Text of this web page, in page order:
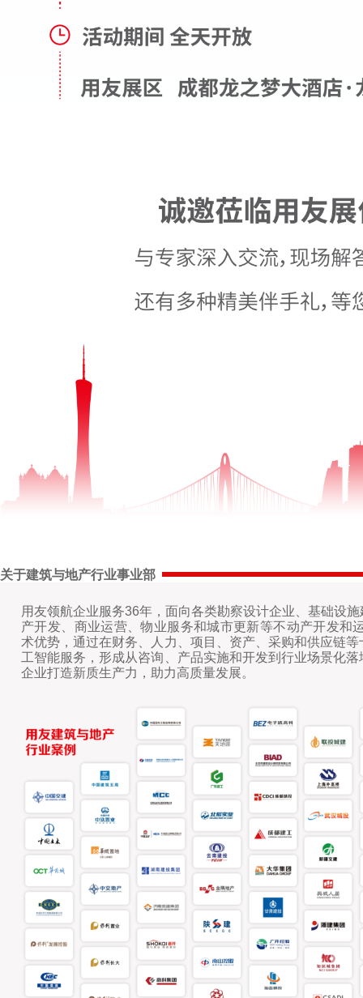
关于建筑与地产行业事业部
用友领航企业服务36年，面向各类勘察设计企业、基础设
产开发、商业运营、物业服务和城市更新等不动产开发和
术优势，通过在财务、人力、项目、资产、采购和供应链
工智能服务，形成从咨询、产品实施和开发到行业场景化
企业打造新质生产力，助力高质量发展。